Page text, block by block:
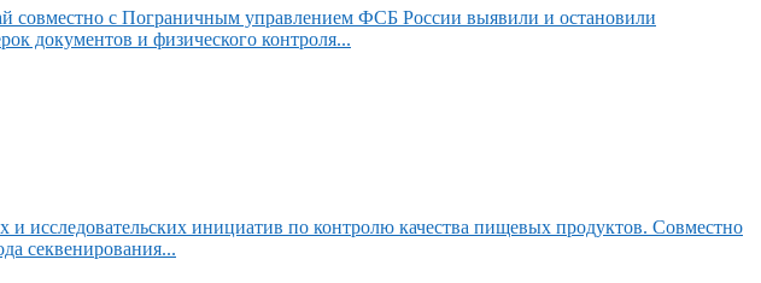
совместно с Пограничным управлением ФСБ России выявили и остановили
документов и физического контроля...
исследовательских инициатив по контролю качества пищевых продуктов. Совместно
секвенирования...